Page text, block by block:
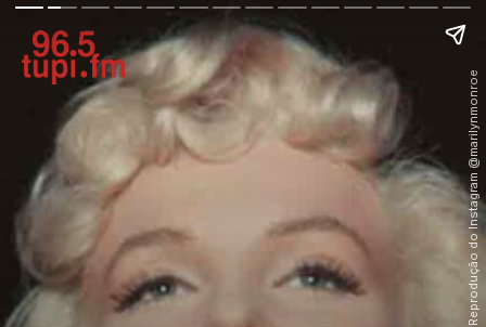
Crédito: Reprodução do Instagram @marilynmonroe